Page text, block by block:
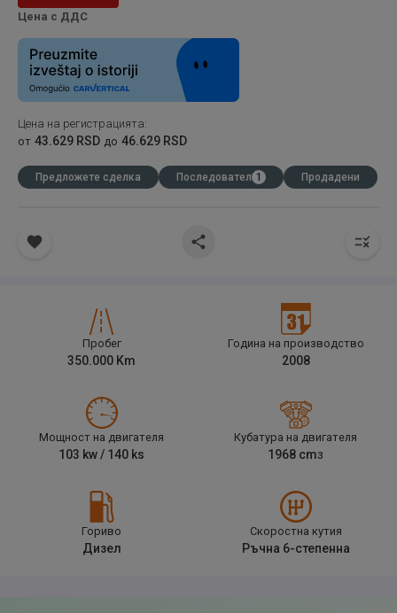
Цена с ДДС
Цена на регистрацията:
от 43.629 RSD до 46.629 RSD
Предложете сделка Последовател 1 Продадени
Пробег
350.000 Km
Година на производство
2008
Мощност на двигателя
103 kw / 140 ks
Кубатура на двигателя
1968 cm3
Гориво
Дизел
Скоростна кутия
Ръчна 6-степенна